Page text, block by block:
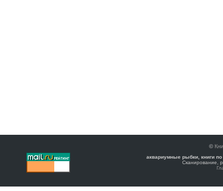
©
аквариумные рыбки, книги
Сканирование,